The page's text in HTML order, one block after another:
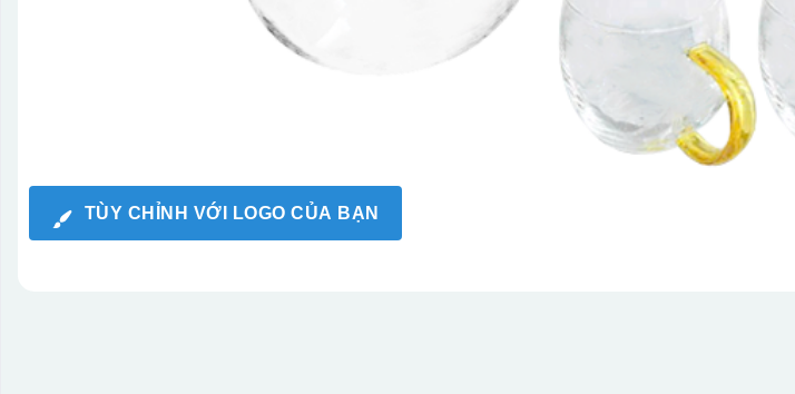
TÙY CHỈNH VỚI LOGO CỦA BẠN